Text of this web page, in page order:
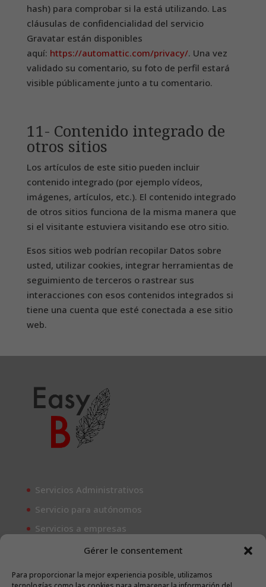
Gérer le consentement
Para proporcionar la mejor experiencia posible, utilizamos
hash) para comprobar si la está utilizando. Las
cláusulas de confidencialidad del servicio
Gravatar están disponibles
aquí: https://automattic.com/privacy/. Una vez
validado su comentario, su foto de perfil estará
visible públicamente junto a tu comentario.
11- Contenido integrado de
otros sitios
Los artículos de este sitio pueden incluir
contenido integrado (por ejemplo vídeos,
imágenes, artículos, etc.). El contenido integrado
de otros sitios funciona de la misma manera que
si el visitante estuviera visitando ese otro sitio.
Esos sitios web podrían recopilar Datos sobre
usted, utilizar cookies, integrar herramientas de
seguimiento de terceros o rastrear sus
interacciones con esos contenidos integrados si
tiene una cuenta que esté conectada a ese sitio
web.
Servicios Administrativos
Servicio para autónomos
Servicios a empresas
En Easy-B (EasyB Consulting Services SL), creemos